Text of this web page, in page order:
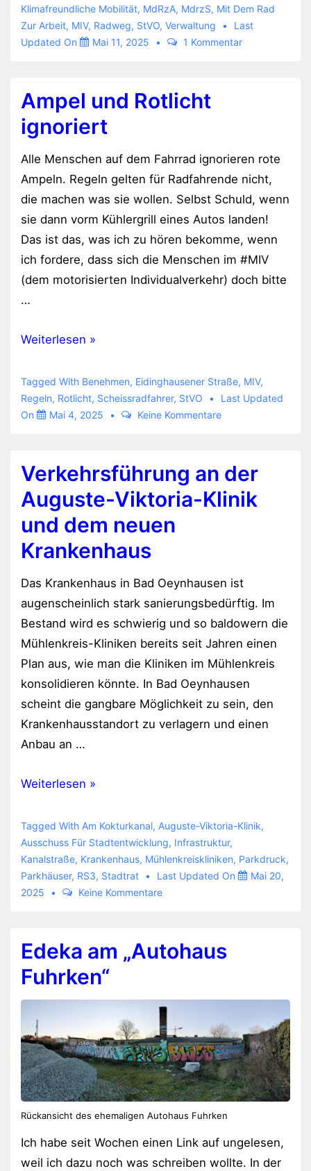
Klimafreundliche Mobilität, MdRzA, MdrzS, Mit Dem Rad
Zur Arbeit, MIV, Radweg, StVO, Verwaltung
Last
Updated On
Mai 11, 2025 1 Kommentar
Ampel und Rotlicht
ignoriert
Alle Menschen auf dem Fahrrad ignorieren rote
Ampeln. Regeln gelten für Radfahrende nicht,
die machen was sie wollen. Selbst Schuld, wenn
sie dann vorm Kühlergrill eines Autos landen!
Das ist das, was ich zu hören bekomme, wenn
ich fordere, dass sich die Menschen im #MIV
(dem motorisierten Individualverkehr) doch bitte
…
Ampel
Rotlicht
ignoriert
Weiterlesen »
Tagged With Benehmen, Eidinghausener Straße, MIV,
Regeln, Rotlicht, Scheissradfahrer, StVO
Last Updated
On
Mai 4, 2025 Keine Kommentare
Verkehrsführung an der
Auguste-Viktoria-Klinik
und dem neuen
Krankenhaus
Das Krankenhaus in Bad Oeynhausen ist
augenscheinlich stark sanierungsbedürftig. Im
Bestand wird es schwierig und so baldowern die
Mühlenkreis-Kliniken bereits seit Jahren einen
Plan aus, wie man die Kliniken im Mühlenkreis
konsolidieren könnte. In Bad Oeynhausen
scheint die gangbare Möglichkeit zu sein, den
Krankenhausstandort zu verlagern und einen
Anbau an …
Verkehrsführung
der
Auguste-
Viktoria-
Klinik
neuen
Krankenhaus
Weiterlesen »
Tagged With Am Kokturkanal, Auguste-Viktoria-Klinik,
Ausschuss Für Stadtentwicklung, Infrastruktur,
Kanalstraße, Krankenhaus, Mühlenkreiskliniken, Parkdruck,
Parkhäuser, RS3, Stadtrat Last Updated On
Mai 20,
2025
Keine Kommentare
Edeka am „Autohaus
Fuhrken“
Rückansicht des ehemaligen Autohaus Fuhrken
Ich habe seit Wochen einen Link auf ungelesen,
weil ich dazu noch was schreiben wollte. In der